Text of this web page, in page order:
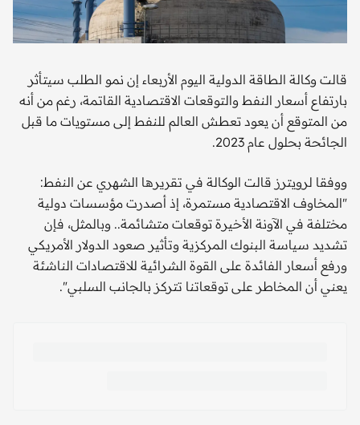
قالت وكالة الطاقة الدولية اليوم الأربعاء إن نمو الطلب سيتأثر
بارتفاع أسعار النفط والتوقعات الاقتصادية القاتمة، رغم من أنه
من المتوقع أن يعود تعطش العالم للنفط إلى مستويات ما قبل
الجائحة بحلول عام 2023.
ووفقا لرويترز قالت الوكالة في تقريرها الشهري عن النفط:
"المخاوف الاقتصادية مستمرة، إذ أصدرت مؤسسات دولية
مختلفة في الآونة الأخيرة توقعات متشائمة.. وبالمثل، فإن
تشديد سياسة البنوك المركزية وتأثير صعود الدولار الأمريكي
ورفع أسعار الفائدة على القوة الشرائية للاقتصادات الناشئة
يعني أن المخاطر على توقعاتنا تتركز بالجانب السلبي".